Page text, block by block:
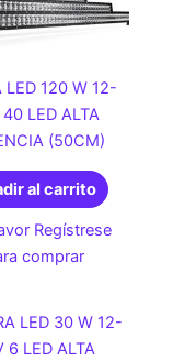
LED 120 W 12-
LED ALTA
(50CM)
al carrito
Regístrese
comprar